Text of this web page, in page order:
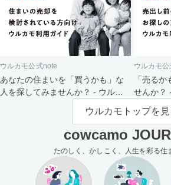
ウルカモ公式note
あなたの住まいを「買うかも」な
人を探してみませんか？ - ウルカ
ウルカモ公
「売る
せんか？
主さま向
ウルカモトップを見
cowcamo
たのしく、かしこく、人生を彩る住